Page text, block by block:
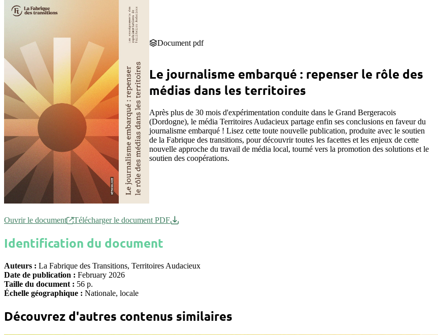
Document pdf
Le journalisme embarqué : repenser le rôle des
médias dans les territoires
Après plus de 30 mois d'expérimentation conduite dans le Grand Bergeracois
(Dordogne), le média Territoires Audacieux partage enfin ses conclusions en faveur du
journalisme embarqué ! Lisez cette toute nouvelle publication, produite avec le soutien
de la Fabrique des transitions, pour découvrir toutes les facettes et les enjeux de cette
nouvelle approche du travail de média local, tourné vers la promotion des solutions et le
soutien des coopérations.
Ouvrir le document Télécharger le document PDF
Identification du document
Auteurs : La Fabrique des Transitions, Territoires Audacieux
Date de publication : February 2026
Taille du document : 56 p.
Échelle géographique : Nationale, locale
Découvrez d'autres contenus similaires